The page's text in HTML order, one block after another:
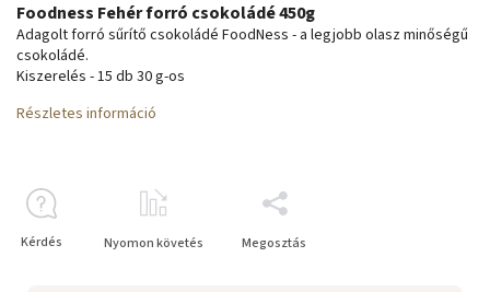
Foodness Fehér forró csokoládé 450g
Adagolt forró sűrítő csokoládé FoodNess - a legjobb olasz minőségű
csokoládé.
Kiszerelés - 15 db 30 g-os
Részletes információ
Kérdés Nyomon követés Megosztás